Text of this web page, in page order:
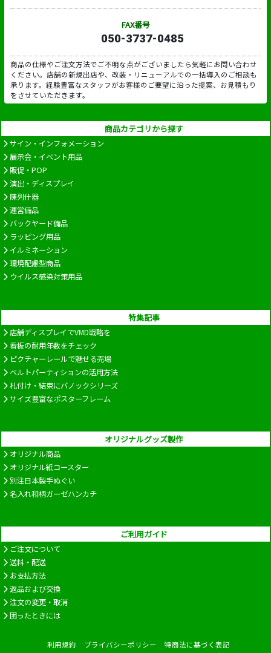
FAX番号
050-3737-0485
商品の仕様やご注文方法でご不明な点がございましたら気軽にお問い合わせ
ください。店舗の新規出店や、改装・リニューアルでの一括導入のご相談も
承ります。経験豊富なスタッフがお客様のご要望に沿った提案、お見積もり
をさせていただきます。
商品カテゴリから探す
サイン・インフォメーション
展示会・イベント用品
販促・POP
演出・ディスプレイ
陳列什器
運営備品
バックヤード備品
ラッピング用品
イルミネーション
環境配慮型商品
ウイルス感染対策用品
特集記事
店舗ディスプレイでVMD戦略を
看板の耐用年数をチェック
ピクチャーレールで魅せる売場
ベルトパーティションの活用方法
札付け・結束にバノックシリーズ
サイズ豊富なポスターフレーム
オリジナルグッズ製作
オリジナル商品
オリジナル紙コースター
別注日本製手ぬぐい
名入れ和柄ガーゼハンカチ
ご利用ガイド
ご注文について
送料・配送
お支払方法
返品および交換
注文の変更・取消
困ったときには
利用規約 プライバシーポリシー 特商法に基づく表記